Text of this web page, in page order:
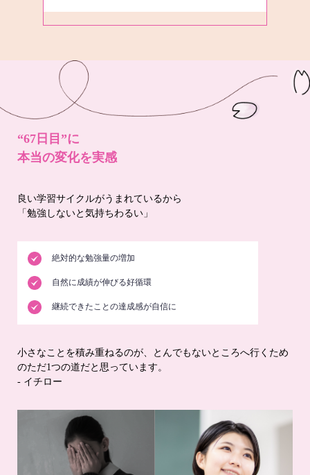
“67日目”に
本当の変化を実感
良い学習サイクルがうまれているから
「勉強しないと気持ちわるい」
絶対的な勉強量の増加
自然に成績が伸びる好循環
継続できたことの達成感が自信に
小さなことを積み重ねるのが、とんでもないところへ行くため
のただ1つの道だと思っています。
- イチロー